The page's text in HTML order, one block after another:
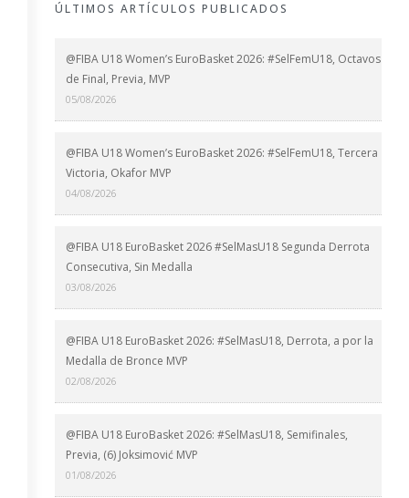
ÚLTIMOS ARTÍCULOS PUBLICADOS
@FIBA U18 Women’s EuroBasket 2026: #SelFemU18, Octavos
de Final, Previa, MVP
05/08/2026
@FIBA U18 Women’s EuroBasket 2026: #SelFemU18, Tercera
Victoria, Okafor MVP
04/08/2026
@FIBA U18 EuroBasket 2026 #SelMasU18 Segunda Derrota
Consecutiva, Sin Medalla
03/08/2026
@FIBA U18 EuroBasket 2026: #SelMasU18, Derrota, a por la
Medalla de Bronce MVP
02/08/2026
@FIBA U18 EuroBasket 2026: #SelMasU18, Semifinales,
Previa, (6) Joksimović MVP
01/08/2026